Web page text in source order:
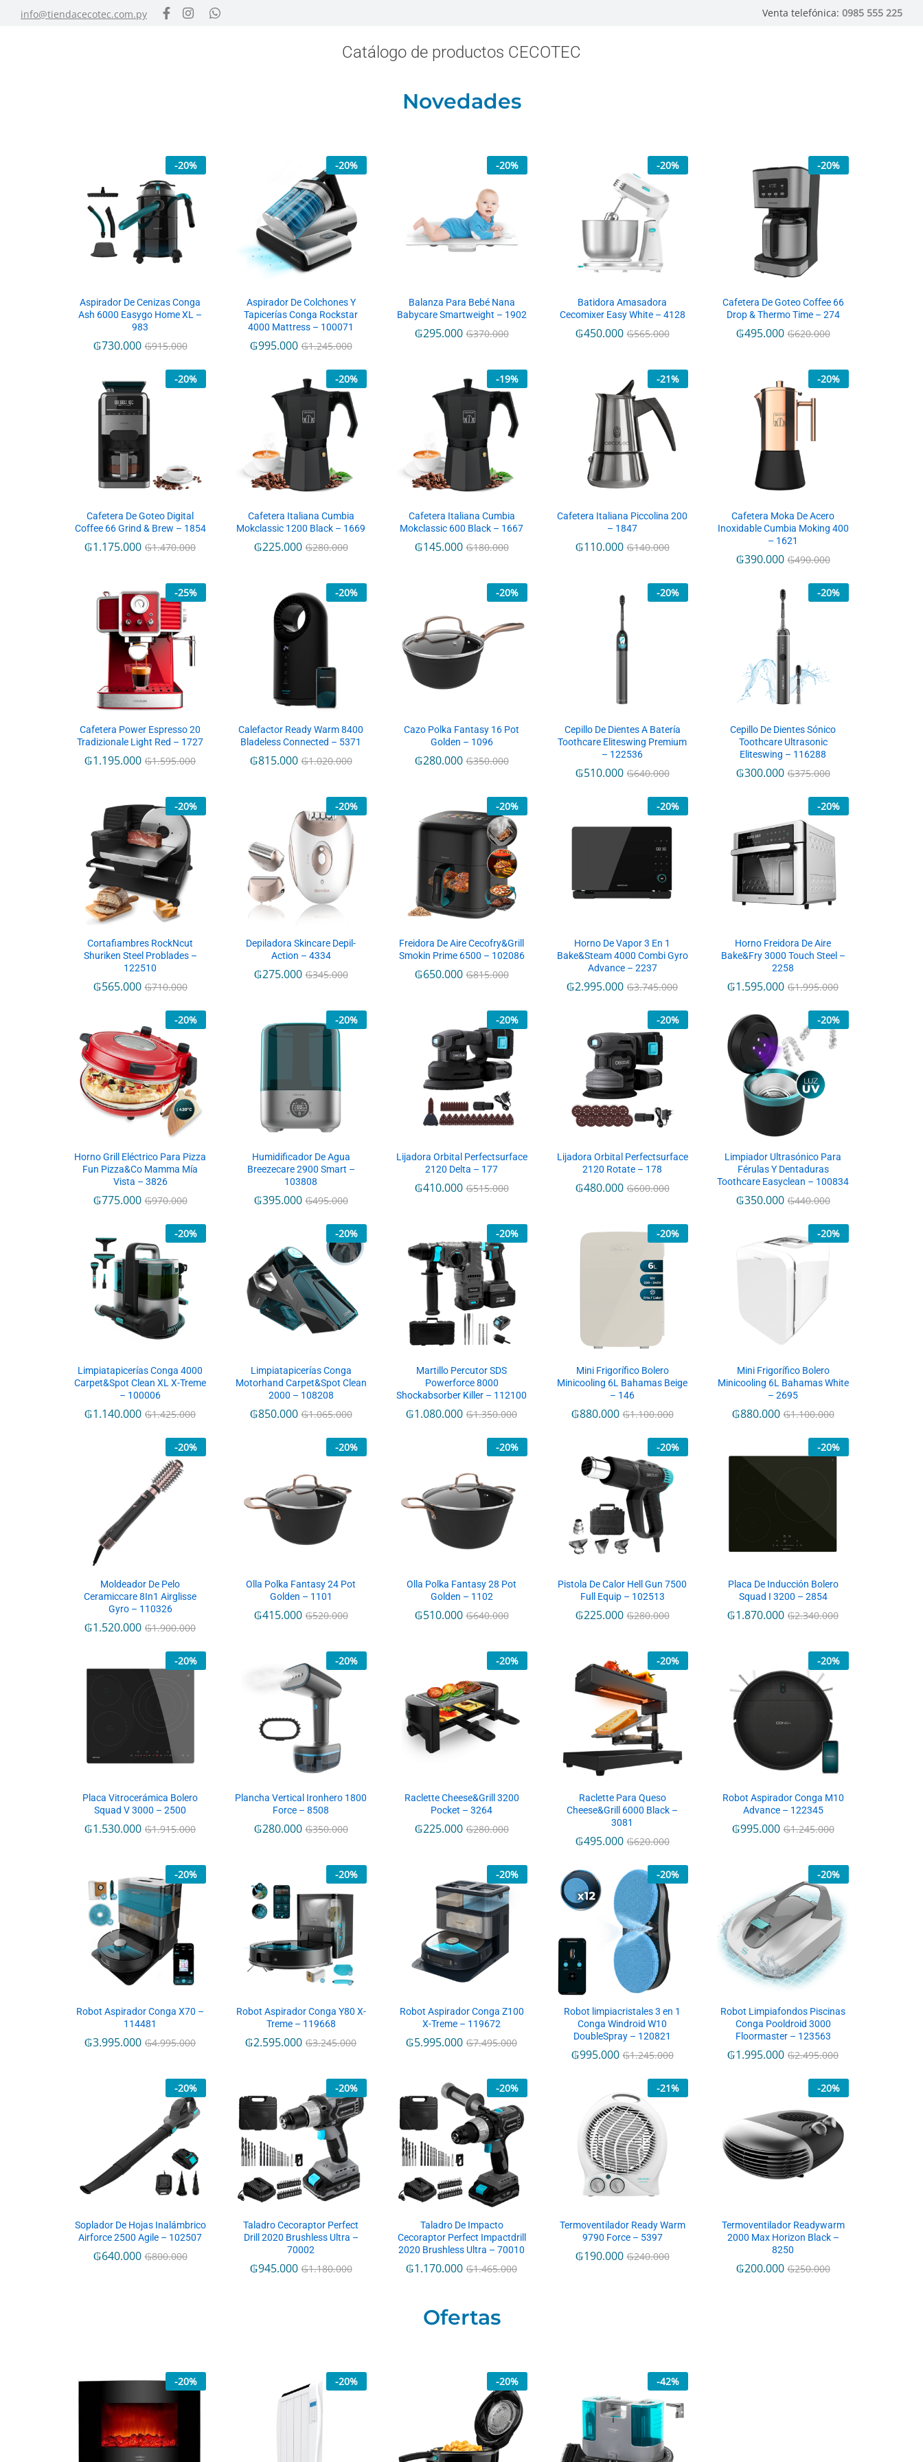
info@tiendacecotec.com.py Venta telefónica: 0985 555 225
Catálogo de productos CECOTEC
Novedades
-20%
Aspirador De Cenizas Conga
Ash 6000 Easygo Home XL –
983
₲730.000 ₲915.000
-20%
Aspirador De Colchones Y
Tapicerías Conga Rockstar
4000 Mattress – 100071
₲995.000 ₲1.245.000
-20%
Balanza Para Bebé Nana
Babycare Smartweight – 1902
₲295.000 ₲370.000
-20%
Batidora Amasadora
Cecomixer Easy White – 4128
₲450.000 ₲565.000
-20%
Cafetera De Goteo Coffee 66
Drop & Thermo Time – 274
₲495.000 ₲620.000
-20%
Cafetera De Goteo Digital
Coffee 66 Grind & Brew – 1854
₲1.175.000 ₲1.470.000
-20%
Cafetera Italiana Cumbia
Mokclassic 1200 Black – 1669
₲225.000 ₲280.000
-19%
Cafetera Italiana Cumbia
Mokclassic 600 Black – 1667
₲145.000 ₲180.000
-21%
Cafetera Italiana Piccolina 200
– 1847
₲110.000 ₲140.000
-20%
Cafetera Moka De Acero
Inoxidable Cumbia Moking 400
– 1621
₲390.000 ₲490.000
-25%
Cafetera Power Espresso 20
Tradizionale Light Red – 1727
₲1.195.000 ₲1.595.000
-20%
Calefactor Ready Warm 8400
Bladeless Connected – 5371
₲815.000 ₲1.020.000
-20%
Cazo Polka Fantasy 16 Pot
Golden – 1096
₲280.000 ₲350.000
-20%
Cepillo De Dientes A Batería
Toothcare Eliteswing Premium
– 122536
₲510.000 ₲640.000
-20%
Cepillo De Dientes Sónico
Toothcare Ultrasonic
Eliteswing – 116288
₲300.000 ₲375.000
-20%
Cortafiambres RockNcut
Shuriken Steel Problades –
122510
₲565.000 ₲710.000
-20%
Depiladora Skincare Depil-
Action – 4334
₲275.000 ₲345.000
-20%
Freidora De Aire Cecofry&Grill
Smokin Prime 6500 – 102086
₲650.000 ₲815.000
-20%
Horno De Vapor 3 En 1
Bake&Steam 4000 Combi Gyro
Advance – 2237
₲2.995.000 ₲3.745.000
-20%
Horno Freidora De Aire
Bake&Fry 3000 Touch Steel –
2258
₲1.595.000 ₲1.995.000
-20%
Horno Grill Eléctrico Para Pizza
Fun Pizza&Co Mamma Mía
Vista – 3826
₲775.000 ₲970.000
-20%
Humidificador De Agua
Breezecare 2900 Smart –
103808
₲395.000 ₲495.000
-20%
Lijadora Orbital Perfectsurface
2120 Delta – 177
₲410.000 ₲515.000
-20%
Lijadora Orbital Perfectsurface
2120 Rotate – 178
₲480.000 ₲600.000
-20%
Limpiador Ultrasónico Para
Férulas Y Dentaduras
Toothcare Easyclean – 100834
₲350.000 ₲440.000
-20%
Limpiatapicerías Conga 4000
Carpet&Spot Clean XL X-Treme
– 100006
₲1.140.000 ₲1.425.000
-20%
Limpiatapicerías Conga
Motorhand Carpet&Spot Clean
2000 – 108208
₲850.000 ₲1.065.000
-20%
Martillo Percutor SDS
Powerforce 8000
Shockabsorber Killer – 112100
₲1.080.000 ₲1.350.000
-20%
Mini Frigorífico Bolero
Minicooling 6L Bahamas Beige
– 146
₲880.000 ₲1.100.000
-20%
Mini Frigorífico Bolero
Minicooling 6L Bahamas White
– 2695
₲880.000 ₲1.100.000
-20%
Moldeador De Pelo
Ceramiccare 8In1 Airglisse
Gyro – 110326
₲1.520.000 ₲1.900.000
-20%
Olla Polka Fantasy 24 Pot
Golden – 1101
₲415.000 ₲520.000
-20%
Olla Polka Fantasy 28 Pot
Golden – 1102
₲510.000 ₲640.000
-20%
Pistola De Calor Hell Gun 7500
Full Equip – 102513
₲225.000 ₲280.000
-20%
Placa De Inducción Bolero
Squad I 3200 – 2854
₲1.870.000 ₲2.340.000
-20%
Placa Vitrocerámica Bolero
Squad V 3000 – 2500
₲1.530.000 ₲1.915.000
-20%
Plancha Vertical Ironhero 1800
Force – 8508
₲280.000 ₲350.000
-20%
Raclette Cheese&Grill 3200
Pocket – 3264
₲225.000 ₲280.000
-20%
Raclette Para Queso
Cheese&Grill 6000 Black –
3081
₲495.000 ₲620.000
-20%
Robot Aspirador Conga M10
Advance – 122345
₲995.000 ₲1.245.000
-20%
Robot Aspirador Conga X70 –
114481
₲3.995.000 ₲4.995.000
-20%
Robot Aspirador Conga Y80 X-
Treme – 119668
₲2.595.000 ₲3.245.000
-20%
Robot Aspirador Conga Z100
X-Treme – 119672
₲5.995.000 ₲7.495.000
-20%
Robot limpiacristales 3 en 1
Conga Windroid W10
DoubleSpray – 120821
₲995.000 ₲1.245.000
-20%
Robot Limpiafondos Piscinas
Conga Pooldroid 3000
Floormaster – 123563
₲1.995.000 ₲2.495.000
-20%
Soplador De Hojas Inalámbrico
Airforce 2500 Agile – 102507
₲640.000 ₲800.000
-20%
Taladro Cecoraptor Perfect
Drill 2020 Brushless Ultra –
70002
₲945.000 ₲1.180.000
-20%
Taladro De Impacto
Cecoraptor Perfect Impactdrill
2020 Brushless Ultra – 70010
₲1.170.000 ₲1.465.000
-21%
Termoventilador Ready Warm
9790 Force – 5397
₲190.000 ₲240.000
-20%
Termoventilador Readywarm
2000 Max Horizon Black –
8250
₲200.000 ₲250.000
Ofertas
-20% -20% -20% -42%